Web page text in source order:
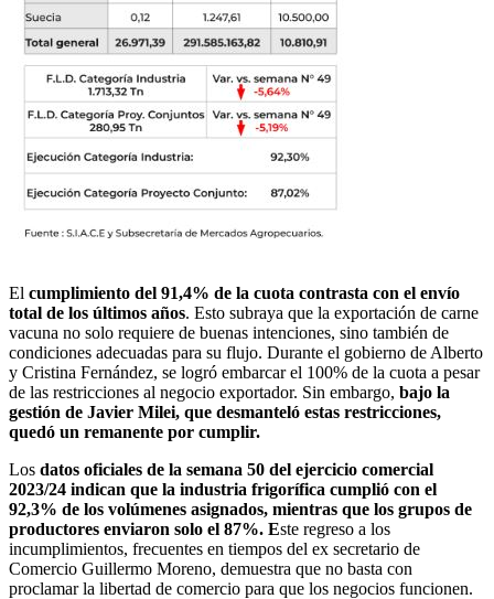
El cumplimiento del 91,4% de la cuota contrasta con el envío
total de los últimos años. Esto subraya que la exportación de carne
vacuna no solo requiere de buenas intenciones, sino también de
condiciones adecuadas para su flujo. Durante el gobierno de Alberto
y Cristina Fernández, se logró embarcar el 100% de la cuota a pesar
de las restricciones al negocio exportador. Sin embargo, bajo la
gestión de Javier Milei, que desmanteló estas restricciones,
quedó un remanente por cumplir.
Los datos oficiales de la semana 50 del ejercicio comercial
2023/24 indican que la industria frigorífica cumplió con el
92,3% de los volúmenes asignados, mientras que los grupos de
productores enviaron solo el 87%. Este regreso a los
incumplimientos, frecuentes en tiempos del ex secretario de
Comercio Guillermo Moreno, demuestra que no basta con
proclamar la libertad de comercio para que los negocios funcionen.